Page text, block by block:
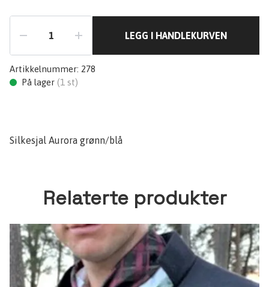
LEGG I HANDLEKURVEN
Artikkelnummer: 278
På lager (1 st)
Silkesjal Aurora grønn/blå
Relaterte produkter